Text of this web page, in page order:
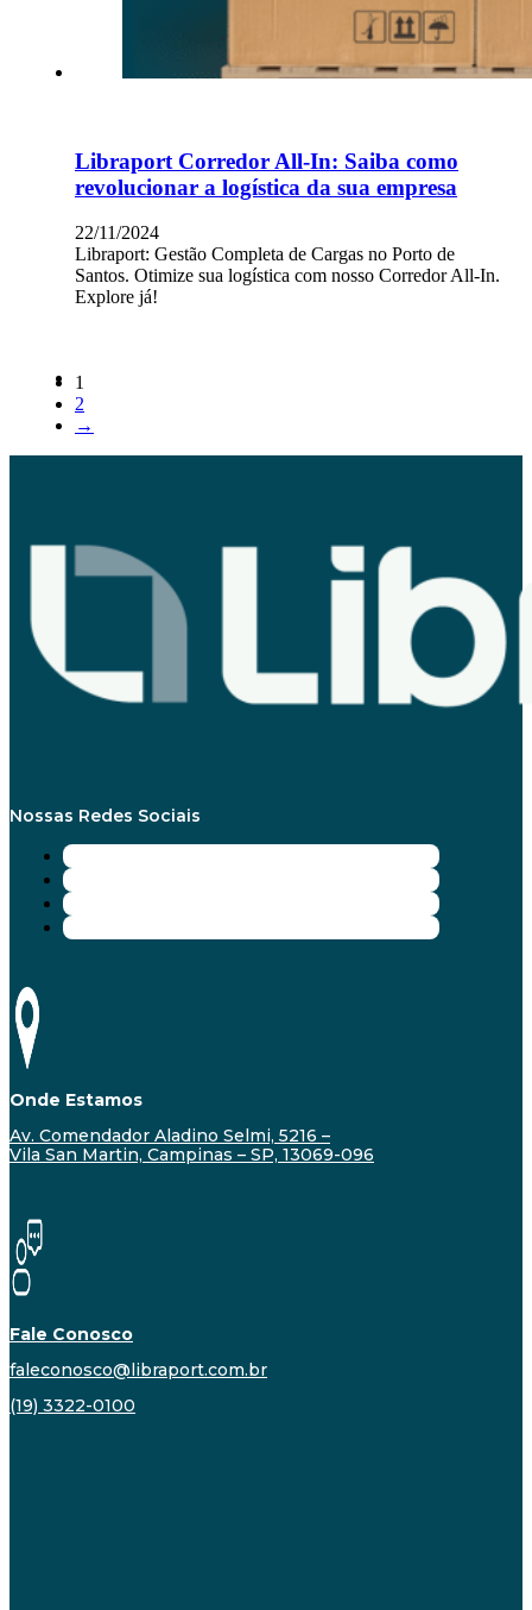
Libraport Corredor All-In: Saiba como
revolucionar a logística da sua empresa
22/11/2024
Libraport: Gestão Completa de Cargas no Porto de
Santos. Otimize sua logística com nosso Corredor All-In.
Explore já!
1
2
→
Nossas Redes Sociais
Onde Estamos
Av. Comendador Aladino Selmi, 5216 –
Vila San Martin, Campinas – SP, 13069-096
Fale Conosco
faleconosco@libraport.com.br
(19) 3322-0100